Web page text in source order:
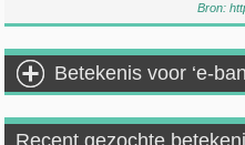
Bron:
Betekenis voor ‘e-
Recent gezochte